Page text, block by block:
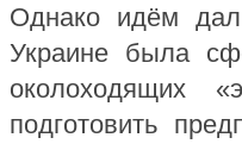
Однако идём
Украине была
околоходящих
подготовить